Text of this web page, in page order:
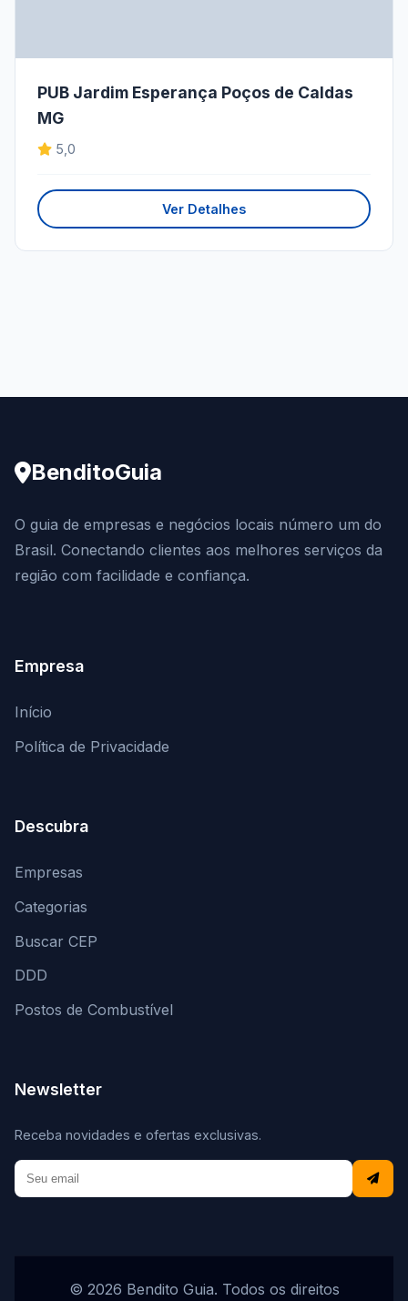
PUB Jardim Esperança Poços de Caldas
MG
5,0
Ver Detalhes
BenditoGuia
O guia de empresas e negócios locais número um do
Brasil. Conectando clientes aos melhores serviços da
região com facilidade e confiança.
Empresa
Início
Política de Privacidade
Descubra
Empresas
Categorias
Buscar CEP
DDD
Postos de Combustível
Newsletter
Receba novidades e ofertas exclusivas.
© 2026 Bendito Guia. Todos os direitos